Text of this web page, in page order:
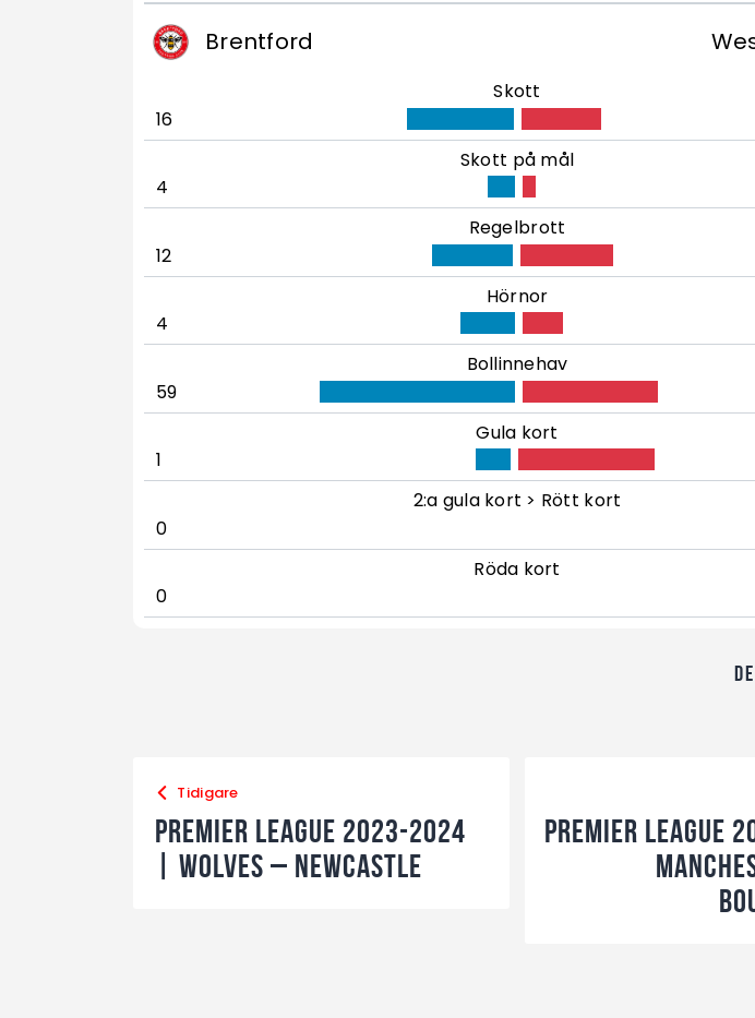
Brentford
Skott
16
Skott på mål
4
Regelbrott
12
Hörnor
4
Bollinnehav
59
Gula kort
1
2:a gula kort > Rött kort
0
Röda kort
0
Tidigare
Premier League 2023-2024
| Wolves – Newcastle
Premier League